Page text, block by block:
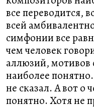
все переводится,
всей
симфонии все
чем человек
аллюзий, мотивов
наиболее
не сказал. А вот о
понятно. Хотя не